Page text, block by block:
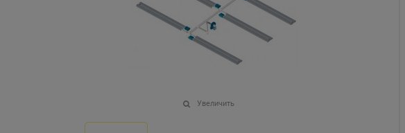
Увеличить